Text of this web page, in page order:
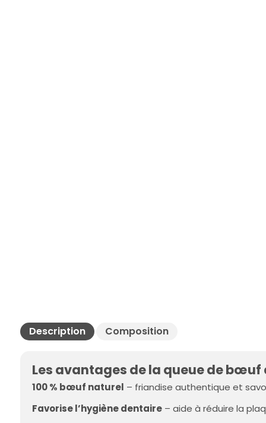
Description Composition
Les avantages de la queue de bœuf
100 % bœuf naturel – friandise authentique et
Favorise l’hygiène dentaire – aide à réduire la